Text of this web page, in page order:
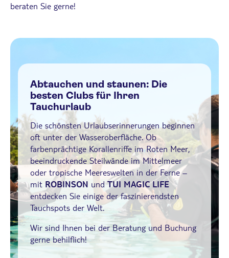
beraten Sie gerne!
Abtauchen und staunen: Die
besten Clubs für Ihren
Tauchurlaub
Die schönsten Urlaubserinnerungen beginnen
oft unter der Wasseroberfläche. Ob
farbenprächtige Korallenriffe im Roten Meer,
beeindruckende Steilwände im Mittelmeer
oder tropische Meereswelten in der Ferne –
mit ROBINSON undTUI MAGIC LIFE
entdecken Sie einige der faszinierendsten
Tauchspots der Welt.
Wir sind Ihnen bei der Beratung und Buchung
gerne behilflich!